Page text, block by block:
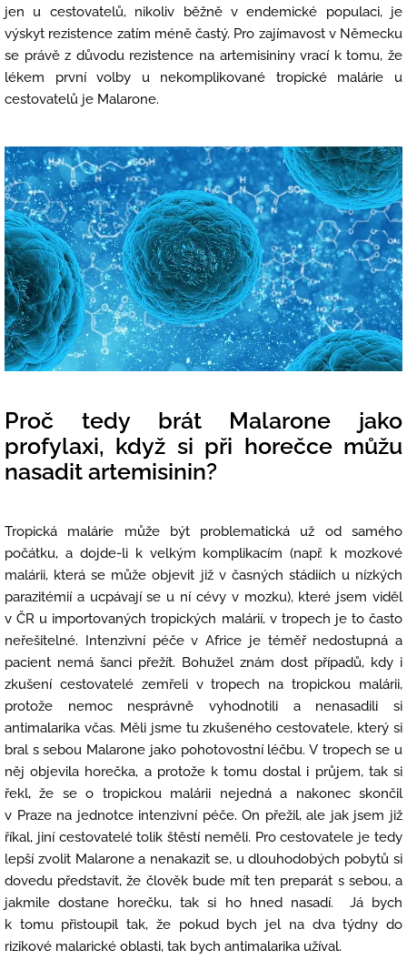
jen u cestovatelů, nikoliv běžně v endemické populaci, je
výskyt rezistence zatím méně častý. Pro zajímavost v Německu
se právě z důvodu rezistence na artemisininy vrací k tomu, že
lékem první volby u nekomplikované tropické malárie u
cestovatelů je Malarone.
Proč tedy brát Malarone jako
profylaxi, když si při horečce můžu
nasadit artemisinin?
Tropická malárie může být problematická už od samého
počátku, a dojde-li k velkým komplikacím (např. k mozkové
malárii, která se může objevit již v časných stádiích u nízkých
parazitémií a ucpávají se u ní cévy v mozku), které jsem viděl
v ČR u importovaných tropických malárií, v tropech je to často
neřešitelné. Intenzivní péče v Africe je téměř nedostupná a
pacient nemá šanci přežít. Bohužel znám dost případů, kdy i
zkušení cestovatelé zemřeli v tropech na tropickou malárii,
protože nemoc nesprávně vyhodnotili a nenasadili si
antimalarika včas. Měli jsme tu zkušeného cestovatele, který si
bral s sebou Malarone jako pohotovostní léčbu. V tropech se u
něj objevila horečka, a protože k tomu dostal i průjem, tak si
řekl, že se o tropickou malárii nejedná a nakonec skončil
v Praze na jednotce intenzivní péče. On přežil, ale jak jsem již
říkal, jiní cestovatelé tolik štěstí neměli. Pro cestovatele je tedy
lepší zvolit Malarone a nenakazit se, u dlouhodobých pobytů si
dovedu představit, že člověk bude mít ten preparát s sebou, a
jakmile dostane horečku, tak si ho hned nasadí. Já bych
k tomu přistoupil tak, že pokud bych jel na dva týdny do
rizikové malarické oblasti, tak bych antimalarika užíval.